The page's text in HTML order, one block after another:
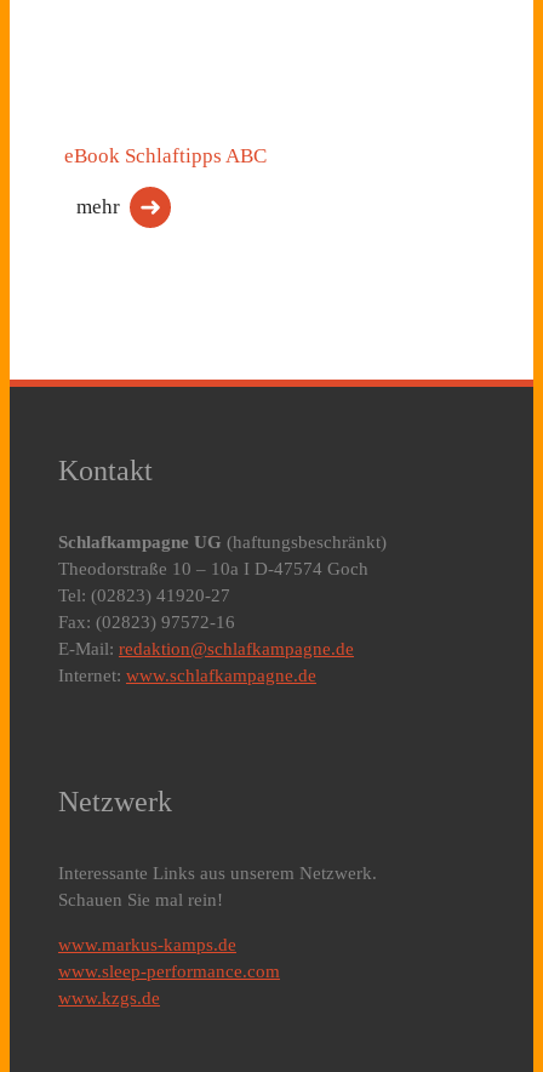
eBook Schlaftipps ABC
mehr
Kontakt
Schlafkampagne UG (haftungsbeschränkt)
Theodorstraße 10 – 10a I D-47574 Goch
Tel: (02823) 41920-27
Fax: (02823) 97572-16
E-Mail: redaktion@schlafkampagne.de
Internet: www.schlafkampagne.de
Netzwerk
Interessante Links aus unserem Netzwerk.
Schauen Sie mal rein!
www.markus-kamps.de
www.sleep-performance.com
www.kzgs.de